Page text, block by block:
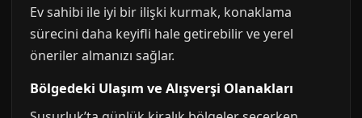
Ev sahibi ile iyi bir ilişki kurmak, konaklama
sürecini daha keyifli hale getirebilir ve yerel
öneriler almanızı sağlar.
Bölgedeki Ulaşım ve Alışverşi Olanakları